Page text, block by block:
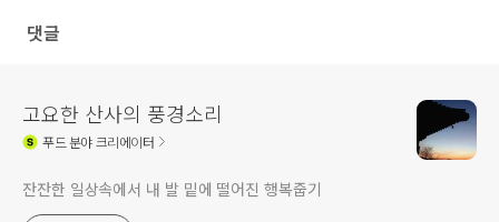
댓글
고요한 산사의 풍경소리
푸드분야 크리에이터
잔잔한 일상속에서 내 발 밑에 떨어진 행복줍기